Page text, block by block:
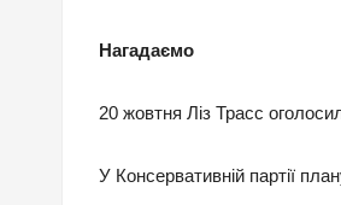
Нагадаємо
20 жовтня Ліз Трасс
У Консервативній партії